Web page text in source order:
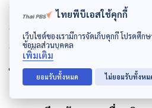
ร่วมมือกัน และว่าปีนี้เดือนรอมฎอ
สงกรานต์อีกด้วย นับเป็นโอกาส
ส่งผ่านเรื่องนี้กับผู้อำนวยความส
ในสารของคณะพูดคุยสันติสุขยังร
ไทยพีบีเอสใช้คุกกี้
เว็บไซต์ของเรามีการจัดเก็บคุกกี้ โปรดศึ
ข้อมูลส่วนบุคคล
เพิ่มเติม
ยอมรับทั้งหมด ไม่ยอมรับทั้งหม